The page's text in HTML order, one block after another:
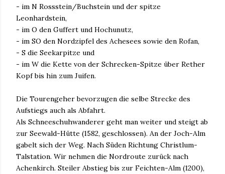
- im N Rossstein/Buchstein und der spitze
Leonhardstein,
- im O den Guffert und Hochunutz,
- im SO den Nordzipfel des Achesees sowie den Rofan,
- S die Seekarpitze und
- im W die Kette von der Schrecken-Spitze über Rether
Kopf bis hin zum Juifen.
Die Tourengeher bevorzugen die selbe Strecke des
Aufstiegs auch als Abfahrt.
Als Schneeschuhwanderer geht man weiter und steigt ab
zur Seewald-Hütte (1582, geschlossen). An der Joch-Alm
gabelt sich der Weg. Nach Süden Richtung Christlum-
Talstation. Wir nehmen die Nordroute zurück nach
Achenkirch. Steiler Abstieg bis zur Feichten-Alm (1200),